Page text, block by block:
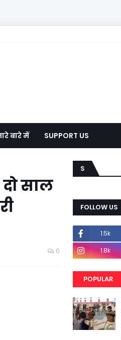
बारे में SUPPORT US
साल
0
S
FOLLOW US
1.5k
1.8k
POPULAR